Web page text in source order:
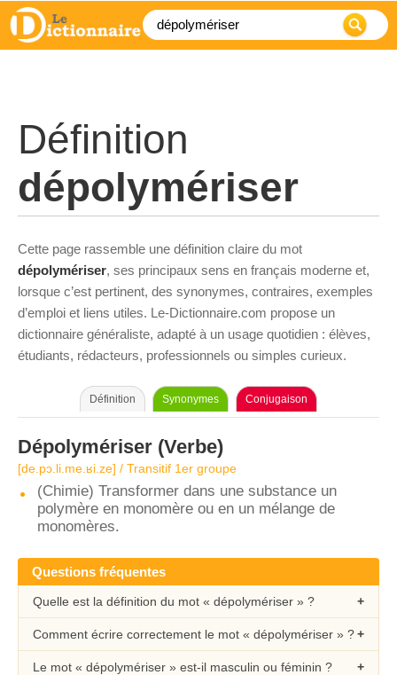
Définition
dépolymériser
Cette page rassemble une définition claire du mot
dépolymériser, ses principaux sens en français moderne et,
lorsque c’est pertinent, des synonymes, contraires, exemples
d’emploi et liens utiles. Le-Dictionnaire.com propose un
dictionnaire généraliste, adapté à un usage quotidien : élèves,
étudiants, rédacteurs, professionnels ou simples curieux.
Définition Synonymes Conjugaison
Dépolymériser (Verbe)
[de.pɔ.li.me.ʁi.ze] / Transitif 1er groupe
(Chimie) Transformer dans une substance un
polymère en monomère ou en un mélange de
monomères.
Questions fréquentes
Quelle est la définition du mot « dépolymériser » ?
Comment écrire correctement le mot « dépolymériser » ?
Le mot « dépolymériser » est-il masculin ou féminin ?